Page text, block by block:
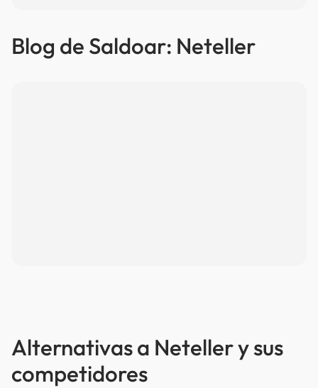
Blog de Saldoar: Neteller
Alternativas a Neteller y sus
competidores